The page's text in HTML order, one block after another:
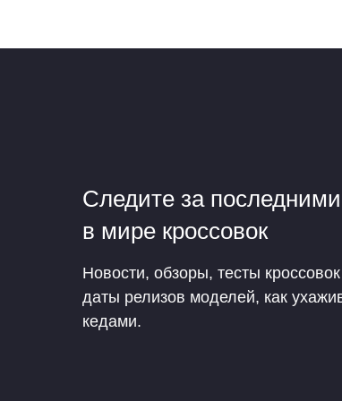
Следите за
в мире кроссовок
Новости, обзоры, тесты
даты релизов моделей, как
кедами.